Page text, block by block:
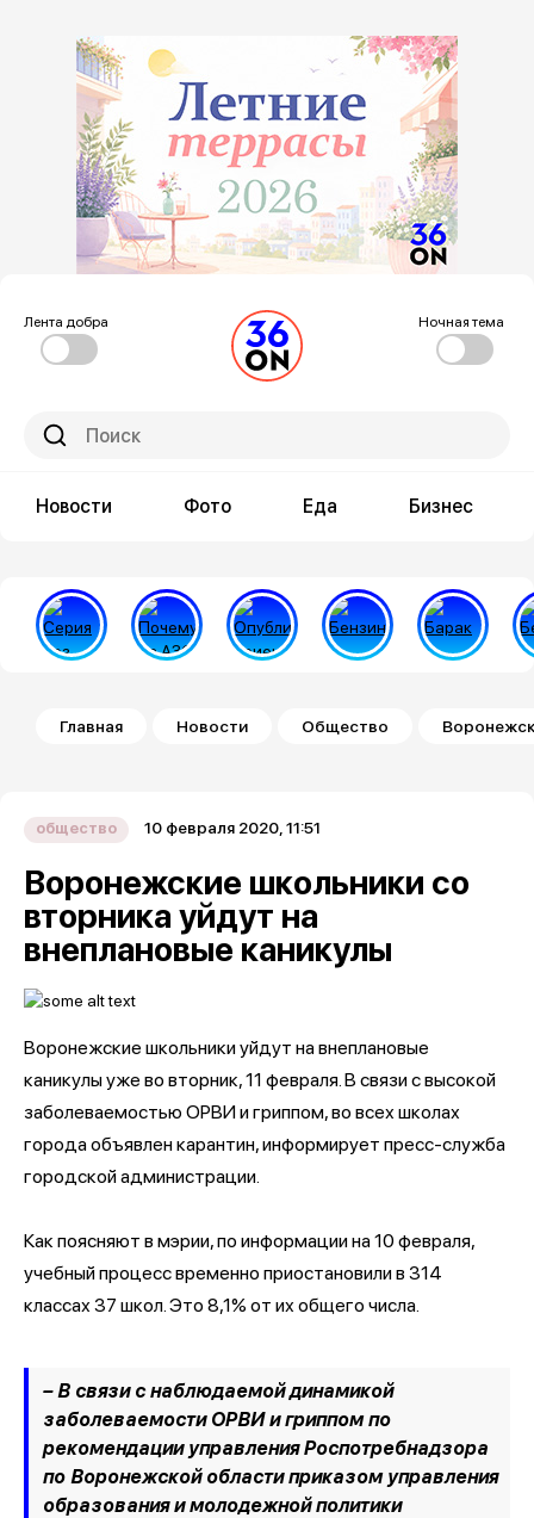
Лента добра Ночная тема
Новости Фото Еда Бизнес
Строка навигации
Главная Новости Общество
общество 10 февраля 2020, 11:51
Воронежские школьники со
вторника уйдут на
внеплановые каникулы
Воронежские школьники уйдут на внеплановые
каникулы уже во вторник, 11 февраля. В связи с высокой
заболеваемостью ОРВИ и гриппом, во всех школах
города объявлен карантин, информирует пресс-служба
городской администрации.
Как поясняют в мэрии, по информации на 10 февраля,
учебный процесс временно приостановили в 314
классах 37 школ. Это 8,1% от их общего числа.
– В связи с наблюдаемой динамикой
заболеваемости ОРВИ и гриппом по
рекомендации управления Роспотребнадзора
по Воронежской области приказом управления
образования и молодежной политики